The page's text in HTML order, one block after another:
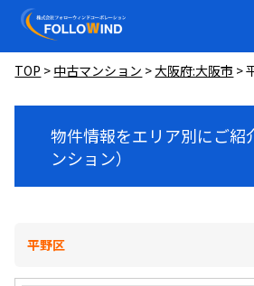
TOP > 中古マンション >大阪府:大阪市 >
物件情報をエリア別にご紹
ンション）
平野区